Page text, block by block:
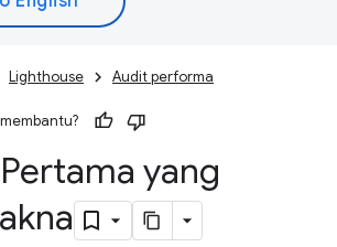
Lighthouse Audit performa
yang